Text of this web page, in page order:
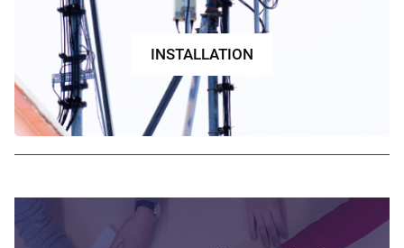
INSTALLATION